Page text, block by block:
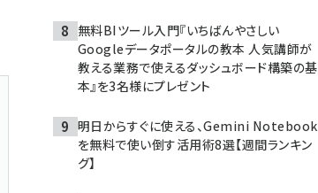
無料BIツール入門『いちばんやさしい
Googleデータポータルの教本 人気講師が
教える業務で使えるダッシュボード構築の基
本』を3名様にプレゼント
明日からすぐに使える、Gemini Notebook
を無料で使い倒す活用術8選【週間ランキン
グ】